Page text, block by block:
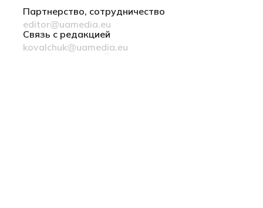
Партнерство, сотрудничество
editor@uamedia.eu
Связь с редакцией
kovalchuk@uamedia.eu
Новости компаний